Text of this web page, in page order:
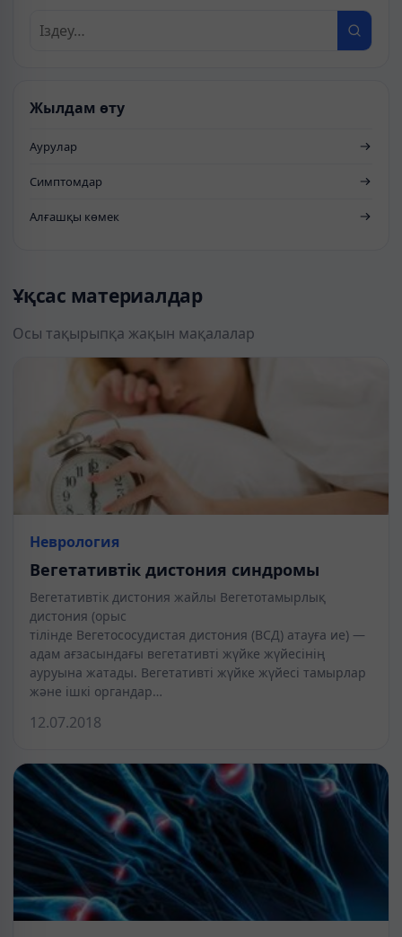
Жылдам өту
Аурулар
Симптомдар
Алғашқы көмек
Ұқсас материалдар
Осы тақырыпқа жақын мақалалар
Неврология
Вегетативтік дистония синдромы
Вегетативтік дистония жайлы Вегетотамырлық
дистония (орыс
тілінде Вегетососудистая дистония (ВСД) атауға ие) —
адам ағзасындағы вегетативті жүйке жүйесінің
ауруына жатады. Вегетативті жүйке жүйесі тамырлар
және ішкі органдар…
12.07.2018